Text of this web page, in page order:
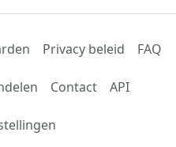
Privacy beleid FAQ
Contact API